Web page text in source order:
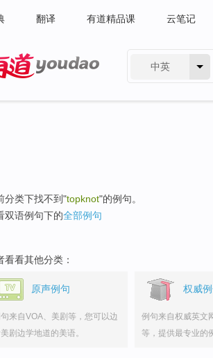
翻译 有道精品课 云笔记
中英
分类下找不到"topknot"的例句。
双语例句下的全部例句
看看其他分类：
原声例句
来自VOA、美剧等，您可以边
剧边学地道的美语。
权威
例句来自权威英文
等，提供最专业的